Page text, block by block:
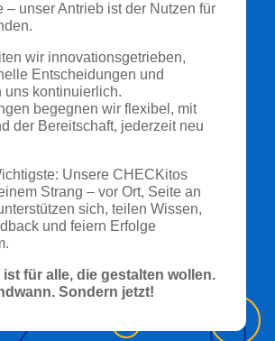
– unser Antrieb ist der Nutzen für
wir innovationsgetrieben,
Entscheidungen und
uns kontinuierlich.
begegnen wir flexibel, mit
der Bereitschaft, jederzeit neu
Unsere CHECKitos
Strang – vor Ort, Seite an
sich, teilen Wissen,
und feiern Erfolge
ist für alle, die gestalten wollen.
Sondern jetzt!